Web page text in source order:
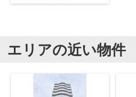
エリアの近い物件